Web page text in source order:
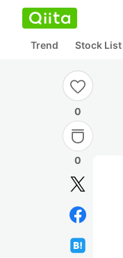
Trend Stock List
0
0